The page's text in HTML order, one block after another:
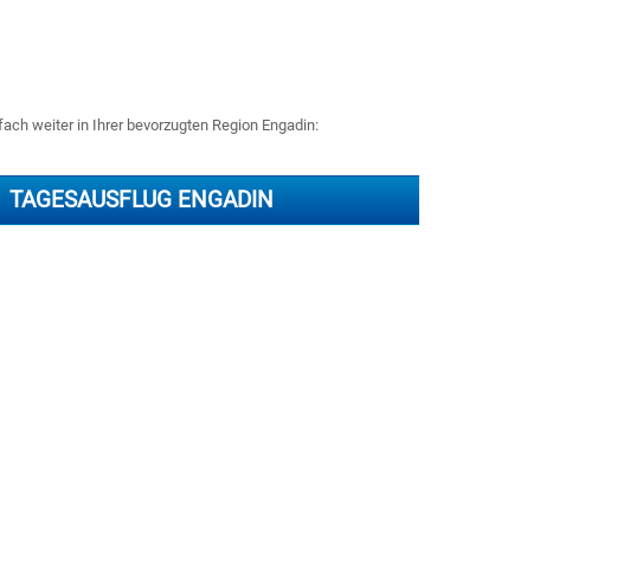
weiter in Ihrer bevorzugten Region Engadin:
TAGESAUSFLUG ENGADIN